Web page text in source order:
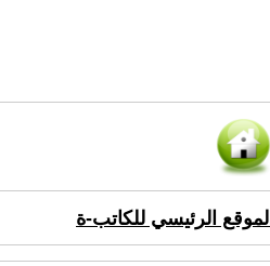
الموقع الرئيسي للكاتب-ة